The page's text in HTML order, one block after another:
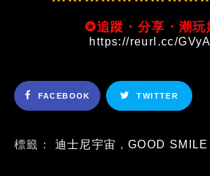
✪追蹤・分享・潮
https://reurl.cc/
FACEBOOK TWITTER
標籤： 迪士尼宇宙 , GOOD